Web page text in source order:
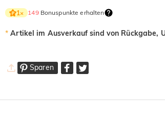
1× 149Bonuspunkte erhalten
* Artikel im Ausverkauf sind von Rückgabe,
Sparen